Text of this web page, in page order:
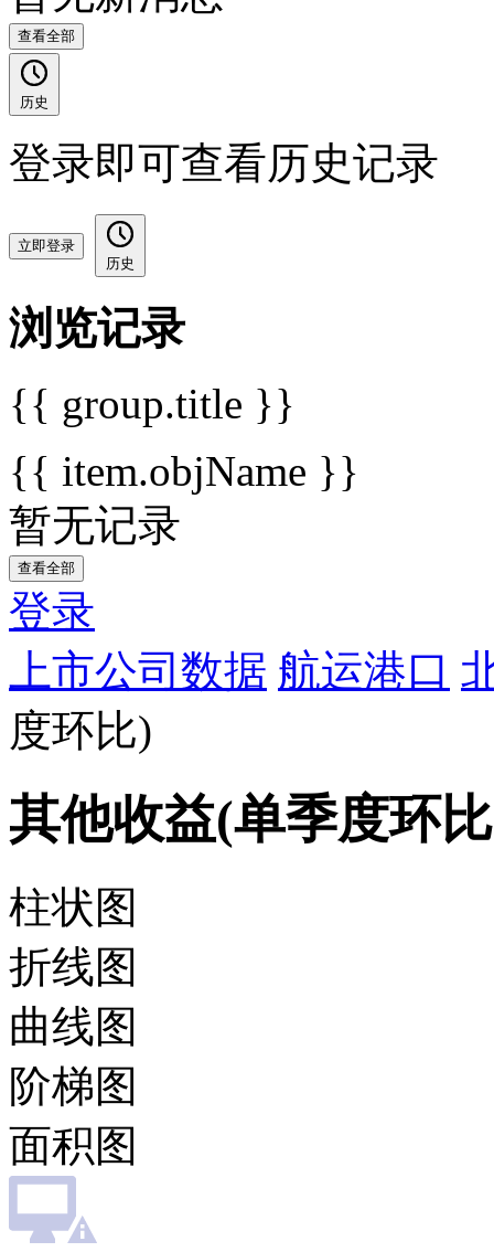
查看全部
历史
登录即可查看历史记录
立即登录
历史
浏览记录
{{ group.title }}
{{ item.objName }}
暂无记录
查看全部
登录
上市公司数据 航运港口
度环比)
其他收益(单季度环
柱状图
折线图
曲线图
阶梯图
面积图